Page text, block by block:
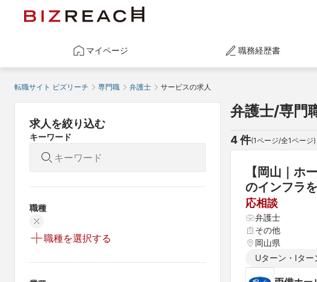
マイページ 職務経歴書
転職サイト ビズリーチ 専門職 弁護士 サービスの求人
求人を絞り込む
キーワード
職種
職種を選択する
弁護士/専門
4 件(1ページ/全1ページ)
【岡山｜ホ
のインフラ
応相談
弁護士
その他
岡山県
Uターン・Iター